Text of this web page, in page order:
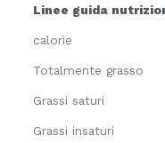
Linee guida
calorie
Totalmente grasso
Grassi saturi
Grassi insaturi